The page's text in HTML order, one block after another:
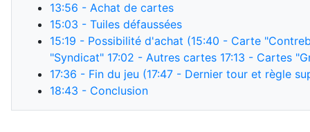
13:56 - Achat de cartes
15:03 - Tuiles défaussées
15:19 - Possibilité d'achat (15:40 - Carte
"Syndicat" 17:02 - Autres cartes 17:13 - Cartes
17:36 - Fin du jeu (17:47 - Dernier tour et règle
18:43 - Conclusion